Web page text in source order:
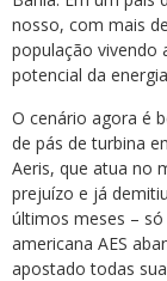
nosso, com mais
população vivendo
potencial da
O cenário agora é
de pás de turbina
Aeris, que atua no
prejuízo e já
últimos meses –
americana AES
apostado todas